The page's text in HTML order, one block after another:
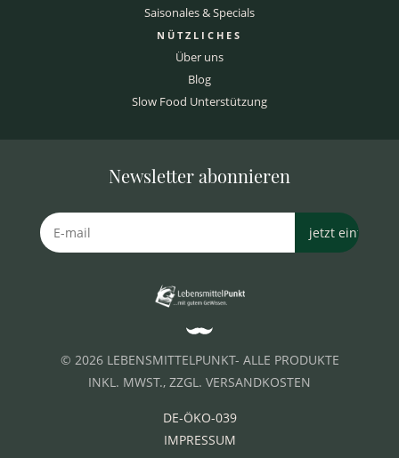
Saisonales & Specials
NÜTZLICHES
Über uns
Blog
Slow Food Unterstützung
Newsletter abonnieren
© 2026 LEBENSMITTELPUNKT- ALLE PRODUKTE
INKL. MWST., ZZGL. VERSANDKOSTEN
DE-ÖKO-039
IMPRESSUM